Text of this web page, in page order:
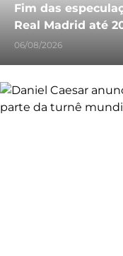
Fim das
Real Madrid até
06/08/2026